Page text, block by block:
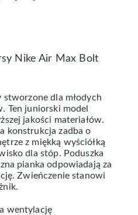
Nike Air Max Bolt
dla młodych
Ten juniorski model
jakości materiałów.
konstrukcja zadba o
z miękką wyściółką
dla stóp. Poduszka
pianka odpowiadają za
Zwieńczenie stanowi
wentylację